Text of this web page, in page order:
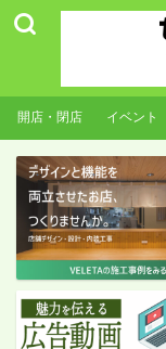
開店・閉店 イベント